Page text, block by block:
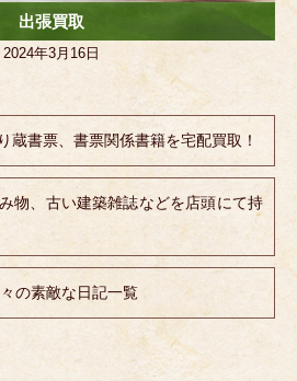
出張買取
2024年3月16日
蔵書票、書票関係書籍を宅配買取！
物、古い建築雑誌などを店頭にて持
の素敵な日記一覧